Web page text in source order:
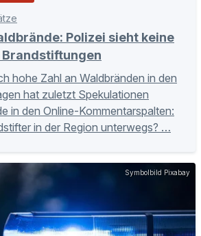
Polizei sieht keine
Brandstiftungen
hohe Zahl an Waldbränden in den
hat zuletzt Spekulationen
in den Online-Kommentarspalten:
in der Region unterwegs? …
Symbolbild Pixabay